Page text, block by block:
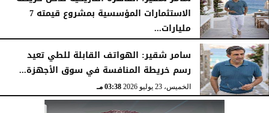
الاستثمارات المؤسسية بمشروع قيمته 7
مليارات...
الخميس، 23 يوليو 2026
سامر شقير: الهواتف القابلة للطي تعيد
رسم خريطة المنافسة في سوق الأجهزة...
الخميس، 23 يوليو 2026 03:38 مـ